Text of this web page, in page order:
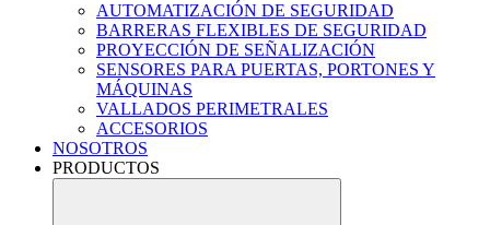
AUTOMATIZACIÓN DE SEGURIDAD
BARRERAS FLEXIBLES DE SEGURIDAD
PROYECCIÓN DE SEÑALIZACIÓN
SENSORES PARA PUERTAS, PORTONES Y
MÁQUINAS
VALLADOS PERIMETRALES
ACCESORIOS
NOSOTROS
PRODUCTOS